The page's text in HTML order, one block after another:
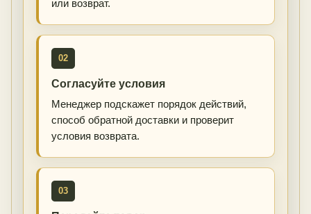
или возврат.
02
Согласуйте условия
Менеджер подскажет порядок действий,
способ обратной доставки и проверит
условия возврата.
03